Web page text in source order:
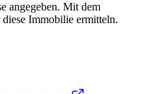
angegeben. Mit dem
Immobilie ermitteln.